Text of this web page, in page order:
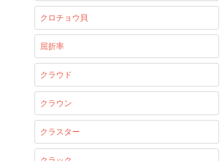
クロチョウ貝
屈折率
クラウド
クラウン
クラスター